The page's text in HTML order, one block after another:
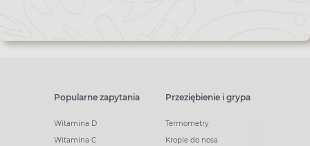
Popularne zapytania
Witamina D
Witamina C
Przeziębienie i grypa
Termometry
Krople do nosa